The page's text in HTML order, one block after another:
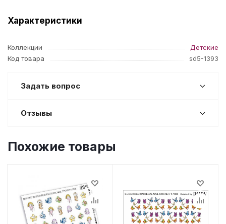
Характеристики
Коллекции
Детские
Код товара
sd5-1393
Задать вопрос
Отзывы
Похожие товары